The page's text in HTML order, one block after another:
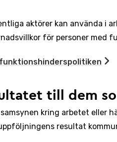
aktörer kan använda i
för personer med
till dem
kring arbetet eller
resultat